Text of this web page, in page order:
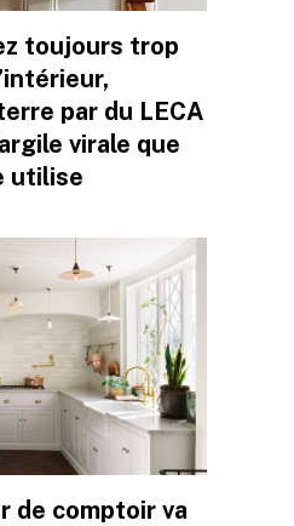
toujours trop
par du LECA
virale que
utilise
de comptoir va